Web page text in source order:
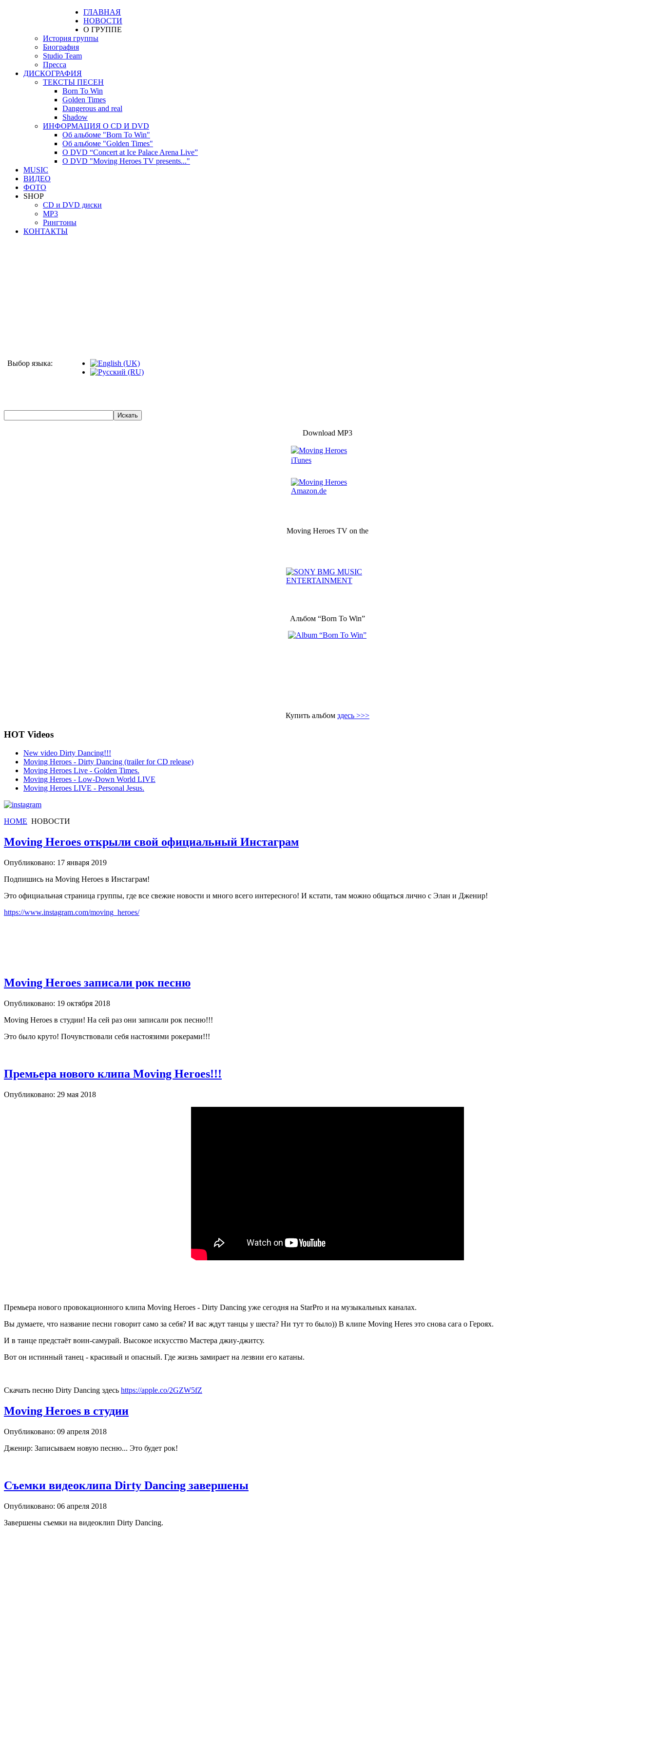
ГЛАВНАЯ
НОВОСТИ
О ГРУППЕ
История группы
Биография
Studio Team
Пресса
ДИСКОГРАФИЯ
ТЕКСТЫ ПЕСЕН
Born To Win
Golden Times
Dangerous and real
Shadow
ИНФОРМАЦИЯ О CD И DVD
Об альбоме "Born To Win"
Об альбоме "Golden Times"
О DVD “Concert at Ice Palace Arena Live”
О DVD "Moving Heroes TV presents..."
MUSIC
ВИДЕО
ФОТО
SHOP
CD и DVD диски
MP3
Рингтоны
КОНТАКТЫ
Выбор языка:
Download MP3
Moving Heroes TV on the
Альбом “Born To Win”
Купить альбом здесь >>>
HOT Videos
New video Dirty Dancing!!!
Moving Heroes - Dirty Dancing (trailer for CD release)
Moving Heroes Live - Golden Times.
Moving Heroes - Low-Down World LIVE
Moving Heroes LIVE - Personal Jesus.
HOME НОВОСТИ
Moving Heroes открыли свой официальный Инстаграм
Опубликовано: 17 января 2019
Подпишись на Moving Heroes в Инстаграм!
Это официальная страница группы, где все свежие новости и много всего интересного! И кстати, там можно общаться лично с Элан и Дженир!
https://www.instagram.com/moving_heroes/
Moving Heroes записали рок песню
Опубликовано: 19 октября 2018
Moving Heroes в студии! На сей раз они записали рок песню!!!
Это было круто! Почувствовали себя настоязими рокерами!!!
Премьера нового клипа Moving Heroes!!!
Опубликовано: 29 мая 2018
Премьера нового провокационного клипа Moving Heroes - Dirty Dancing уже сегодня на StarPro и на музыкальных каналах.
Вы думаете, что название песни говорит само за себя? И вас ждут танцы у шеста? Ни тут то было)) В клипе Moving Heres это снова сага о Героях.
И в танце предстаёт воин-самурай. Высокое искусство Мастера джиу-джитсу.
Вот он истинный танец - красивый и опасный. Где жизнь замирает на лезвии его катаны.
Скачать песню Dirty Dancing здесь https://apple.co/2GZW5fZ
Moving Heroes в студии
Опубликовано: 09 апреля 2018
Дженир: Записываем новую песню... Это будет рок!
Съемки видеоклипа Dirty Dancing завершены
Опубликовано: 06 апреля 2018
Завершены съемки на видеоклип Dirty Dancing.